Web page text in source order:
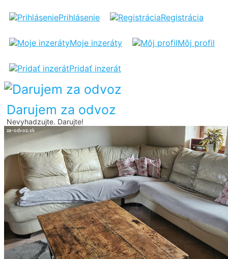
Prihlásenie Registrácia
Moje inzeráty Môj profil
Pridať inzerát
Darujem za odvoz
Nevyhadzujte. Darujte!
KOZENY